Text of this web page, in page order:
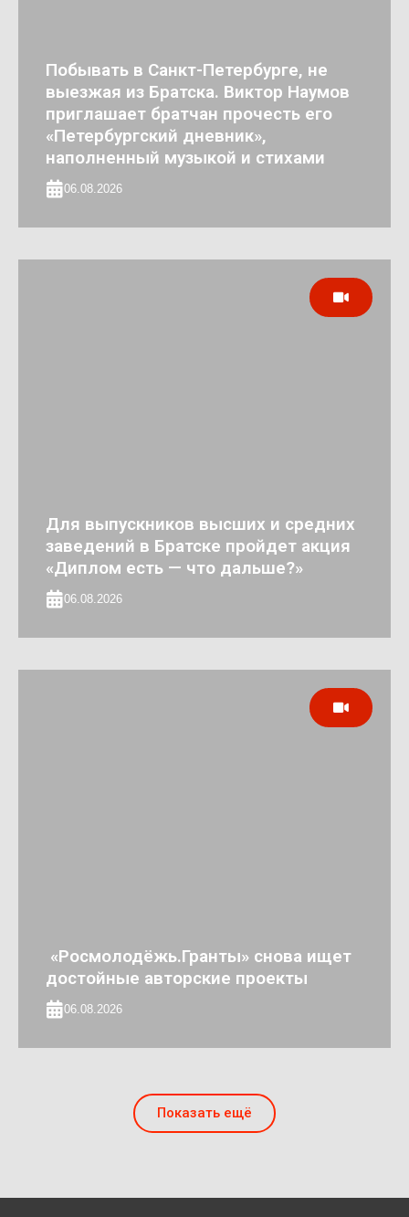
Побывать в Санкт-Петербурге, не
выезжая из Братска. Виктор Наумов
приглашает братчан прочесть его
«Петербургский дневник»,
наполненный музыкой и стихами
06.08.2026
Для выпускников высших и средних
заведений в Братске пройдет акция
«Диплом есть — что дальше?»
06.08.2026
«Росмолодёжь.Гранты» снова ищет
достойные авторские проекты
06.08.2026
Показать ещё